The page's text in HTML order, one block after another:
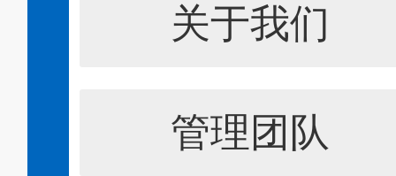
关于我们
管理团队